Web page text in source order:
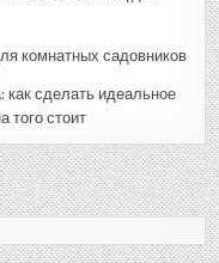
комнатных садовников
как сделать идеальное
того стоит